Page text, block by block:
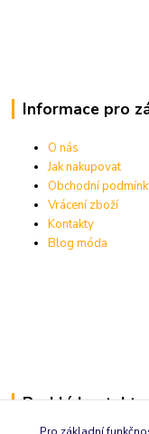
Informace pro
O nás
Jak nakupovat
Obchodní
Vrácení zboží
Kontakty
Blog móda
Rychlé kontakty: